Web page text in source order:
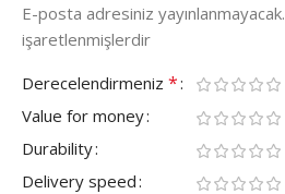
E-posta adresiniz yayınlanmayacak.
işaretlenmişlerdir
Derecelendirmeniz *
Value for money
Durability
Delivery speed